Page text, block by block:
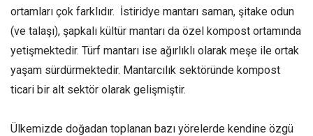
ortamları çok farklıdır. İstiridye mantarı saman, şitake odun
(ve talaşı), şapkalı kültür mantarı da özel kompost ortamında
yetişmektedir. Türf mantarı ise ağırlıklı olarak meşe ile ortak
yaşam sürdürmektedir. Mantarcılık sektöründe kompost
ticari bir alt sektör olarak gelişmiştir.
Ülkemizde doğadan toplanan bazı yörelerde kendine özgü